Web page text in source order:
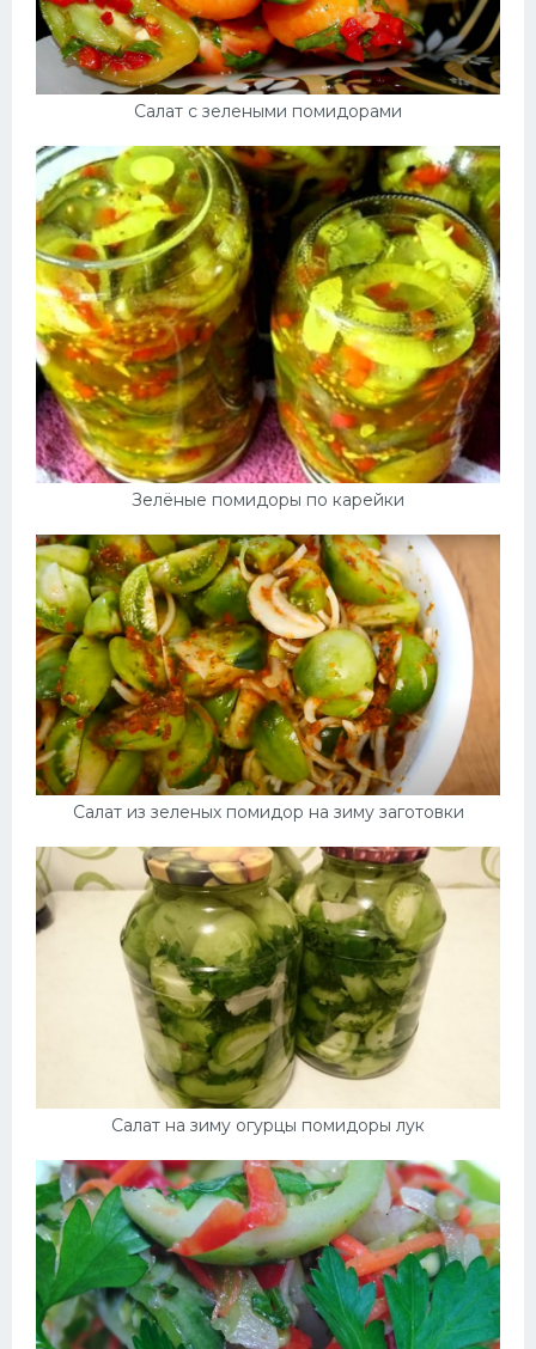
Салат с зелеными помидорами
Зелёные помидоры по карейки
Салат из зеленых помидор на зиму заготовки
Салат на зиму огурцы помидоры лук